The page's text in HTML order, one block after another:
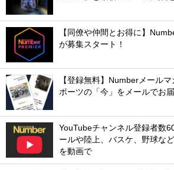
【同僚や仲間とお得に】
が募集スタート！
【登録無料】Numberメール
ポーツの「今」をメールでお届
YouTubeチャンネル登録者数
ールや陸上、バスケ、野球な
を動画で